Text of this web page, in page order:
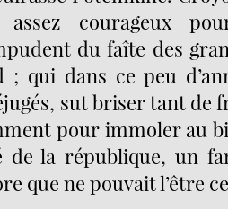
assez courageux
du faîte des
; qui dans ce peu
sut briser tant de
pour immoler au
de la république, un
que ne pouvait l’être